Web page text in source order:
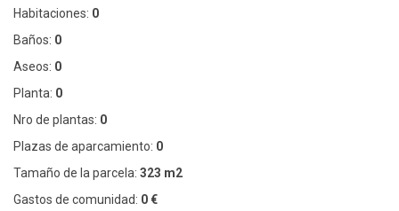
Habitaciones: 0
Baños: 0
Aseos: 0
Planta: 0
Nro de plantas: 0
Plazas de aparcamiento: 0
Tamaño de la parcela: 323 m2
Gastos de comunidad: 0 €